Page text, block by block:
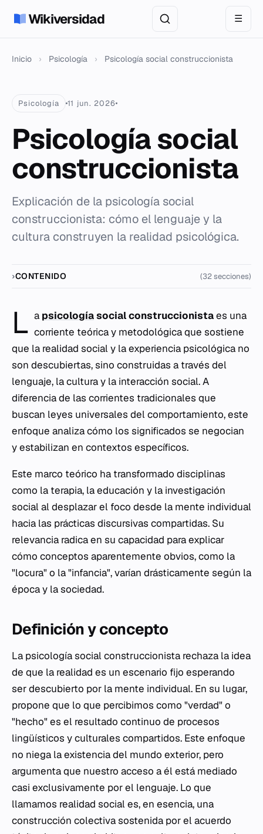
Wikiversidad ☰
Inicio › Psicología › Psicología social construccionista
Psicología 11 jun. 2026
Psicología social
construccionista
Explicación de la psicología social
construccionista: cómo el lenguaje y la
cultura construyen la realidad psicológica.
CONTENIDO (32 secciones)
L a psicologíasocial construccionistaes una
corriente teórica y metodológica que sostiene
que la realidad social y la experiencia psicológica no
son descubiertas, sino construidas a través del
lenguaje, la cultura y la interacción social. A
diferencia de las corrientes tradicionales que
buscan leyes universales del comportamiento, este
enfoque analiza cómo los significados se negocian
y estabilizan en contextos específicos.
Este marco teórico ha transformado disciplinas
como la terapia, la educación y la investigación
social al desplazar el foco desde la mente individual
hacia las prácticas discursivas compartidas. Su
relevancia radica en su capacidad para explicar
cómo conceptos aparentemente obvios, como la
"locura" o la "infancia", varían drásticamente según la
época y la sociedad.
Definición y concepto
La psicología social construccionista rechaza la idea
de que la realidad es un escenario fijo esperando
ser descubierto por la mente individual. En su lugar,
propone que lo que percibimos como "verdad" o
"hecho" es el resultado continuo de procesos
lingüísticos y culturales compartidos. Este enfoque
no niega la existencia del mundo exterior, pero
argumenta que nuestro acceso a él está mediado
casi exclusivamente por el lenguaje. Lo que
llamamos realidad social es, en esencia, una
construcción colectiva sostenida por el acuerdo